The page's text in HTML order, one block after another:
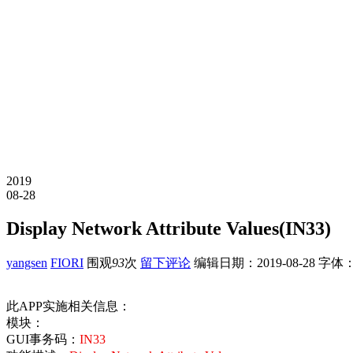
2019
08-28
Display Network Attribute Values(IN33)
yangsen FIORI 围观93次 留下评论 编辑日期： 2019-08-28 字体：
此APP实施相关信息：
模块：
GUI事务码： IN33